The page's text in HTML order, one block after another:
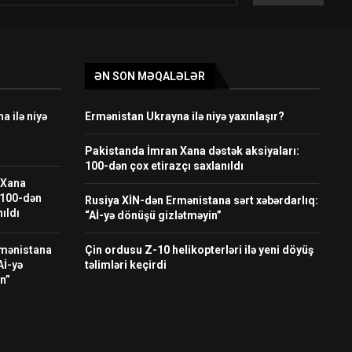
ilə niyə
dən
yə
ƏN SON MƏQALƏLƏR
Ermənistan Ukrayna ilə niyə yaxınlaşır?
Pakistanda İmran Xana dəstək aksiyaları:
100-dən çox etirazçı saxlanıldı
Rusiya XİN-dən Ermənistana sərt xəbərdarlıq:
“Aİ-yə dönüşü gizlətməyin”
Çin ordusu Z-10 helikopterləri ilə yeni döyüş
təlimləri keçirdi